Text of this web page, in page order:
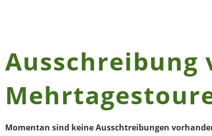
Ausschreibung
Momentan sind keine Ausschtreibungen